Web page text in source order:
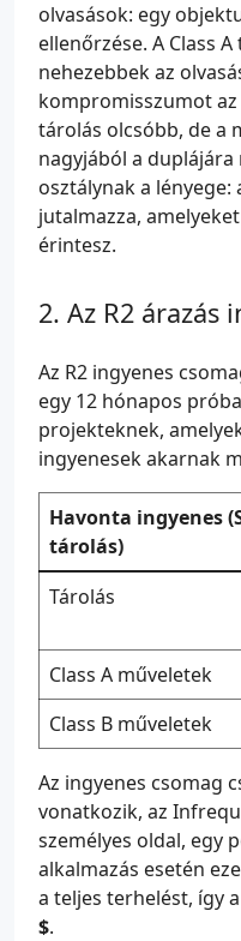
olvasások: egy
ellenőrzése. A Class
nehezebbek az
kompromisszumot
tárolás olcsóbb, de a
nagyjából a
osztálynak a
jutalmazza,
érintesz.
Az R2 árazás
Az R2 ingyenes
egy 12 hónapos
projekteknek,
ingyenesek akarnak
Havonta ingyenes
tárolás)
Tárolás
Class A műveletek
Class B műveletek
Az ingyenes csomag
vonatkozik, az
személyes oldal, egy
alkalmazás esetén
a teljes terhelést, így
$.